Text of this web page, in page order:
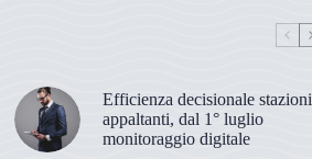
Efficienza decisionale stazioni
appaltanti, dal 1° luglio
monitoraggio digitale